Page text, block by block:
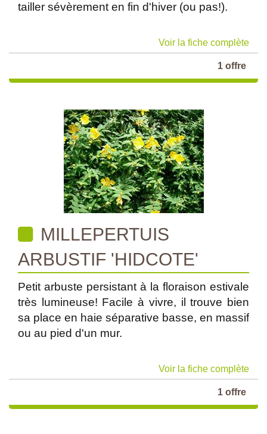
tailler sévèrement en fin d'hiver (ou pas!).
Voir la fiche complète
1 offre
MILLEPERTUIS
ARBUSTIF 'HIDCOTE'
Petit arbuste persistant à la floraison estivale
très lumineuse! Facile à vivre, il trouve bien
sa place en haie séparative basse, en massif
ou au pied d'un mur.
Voir la fiche complète
1 offre